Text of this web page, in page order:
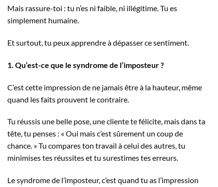
Mais rassure-toi : tu n’es ni faible, ni illégitime. Tu es
simplement humaine.
Et surtout, tu peux apprendre à dépasser ce sentiment.
1. Qu’est-ce que le syndrome de l’imposteur ?
C’est cette impression de ne jamais être à la hauteur, même
quand les faits prouvent le contraire.
Tu réussis une belle pose, une cliente te félicite, mais dans ta
tête, tu penses : « Oui mais c’est sûrement un coup de
chance. » Tu compares ton travail à celui des autres, tu
minimises tes réussites et tu surestimes tes erreurs.
Le syndrome de l’imposteur, c’est quand tu as l’impression